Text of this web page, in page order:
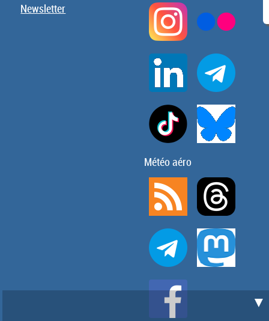
▼
Newsletter
Météo aéro